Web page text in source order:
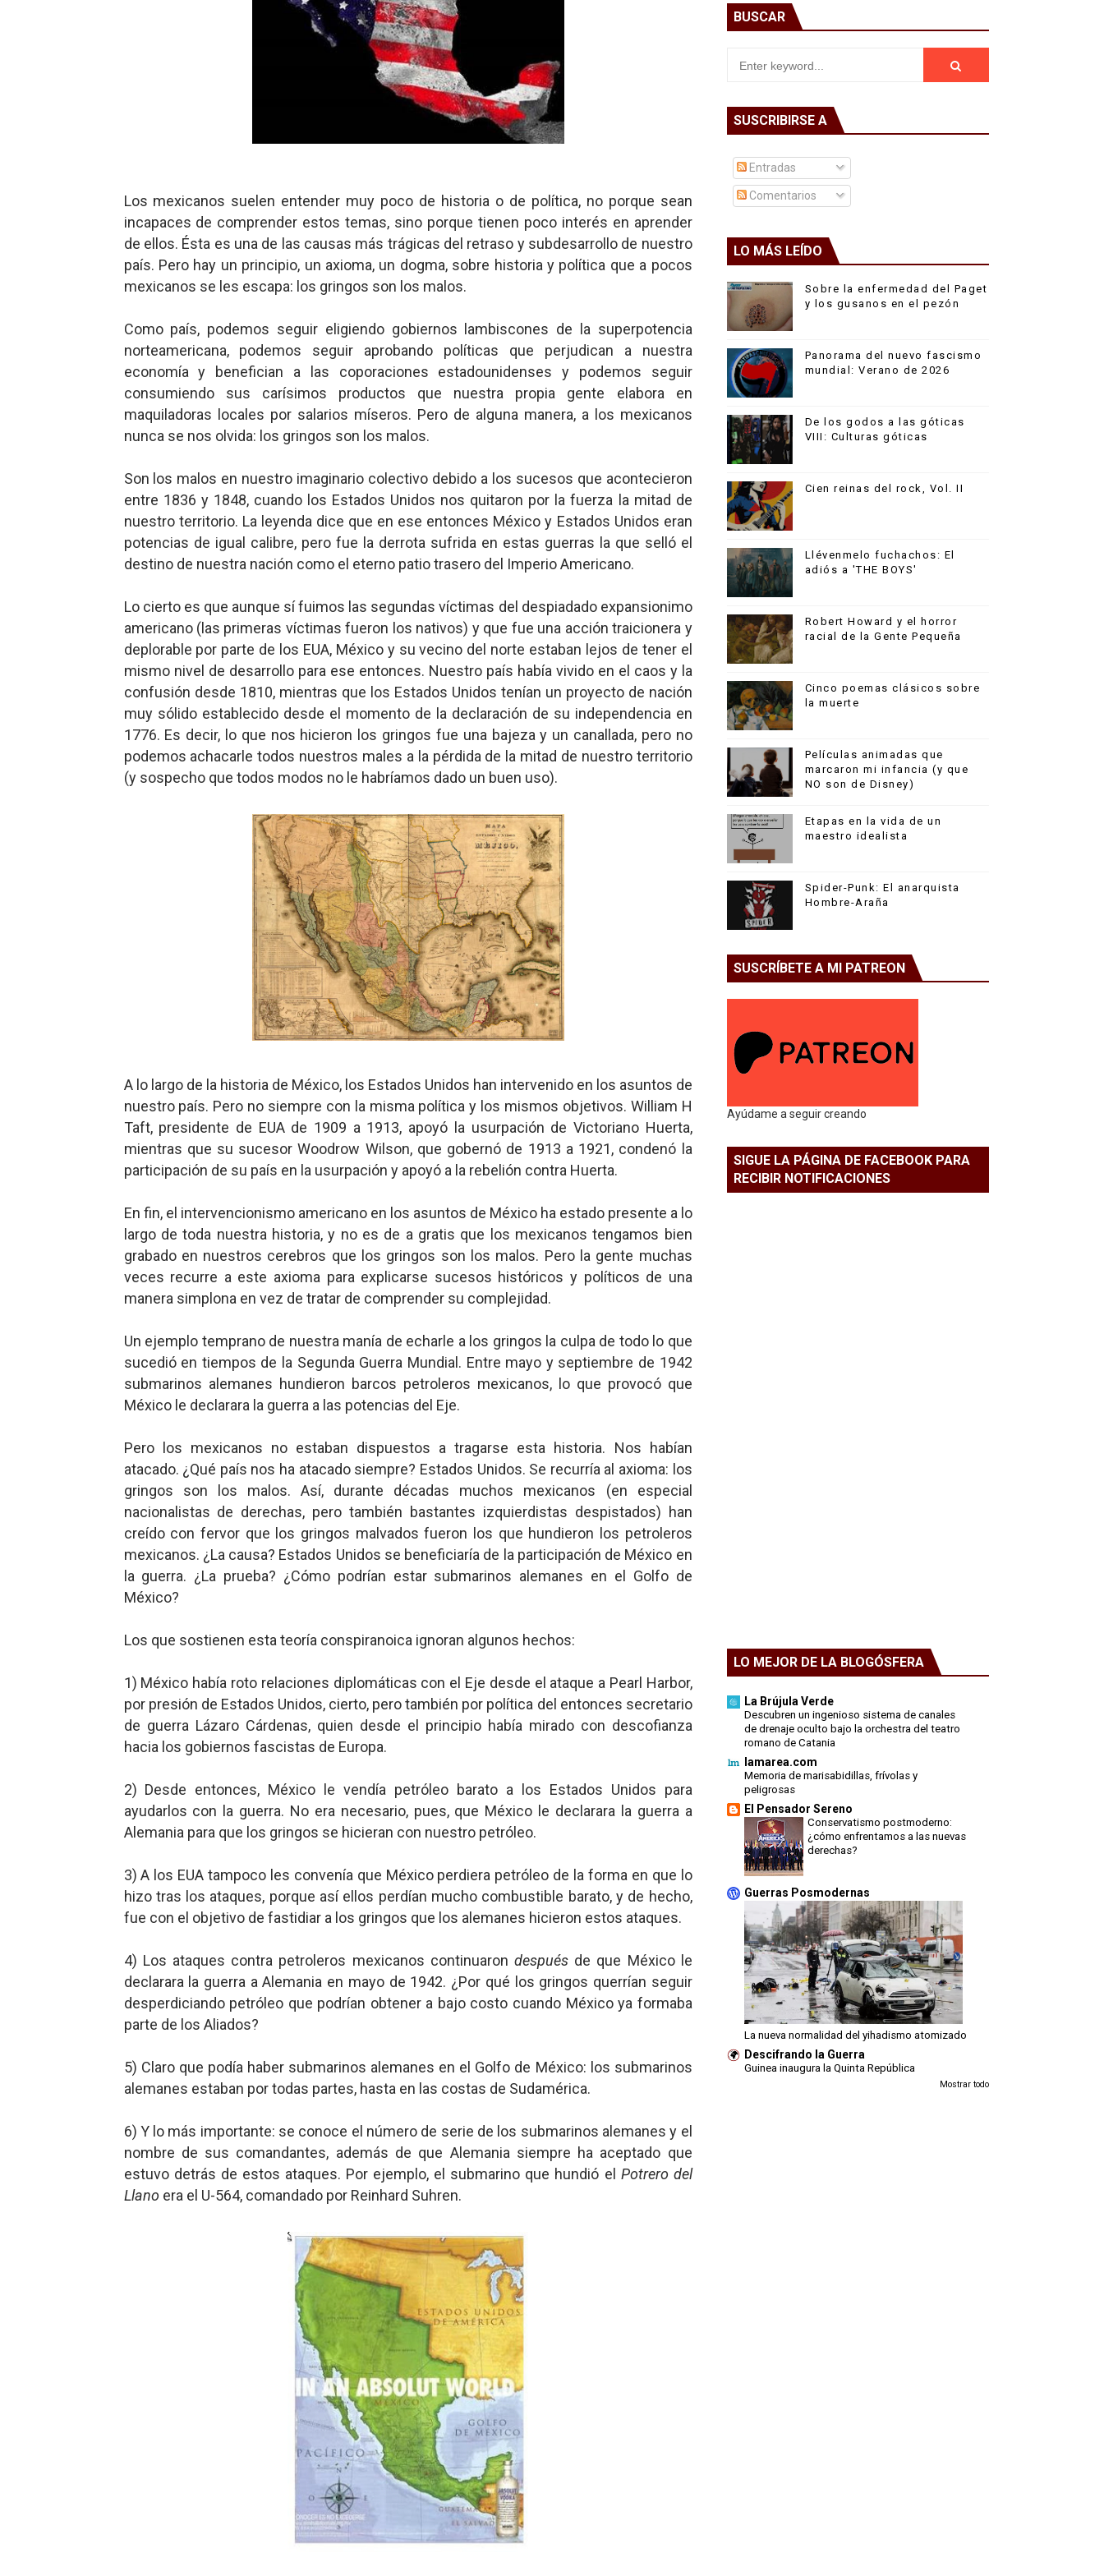
Dioses y Monstruos: Guillermo (DOS)
Dioses y Monstruos: Guillermo (UNO)
Carlos Manzo y el narcogobierno asesino
25 grandes películas de terror del siglo XXI
Devoraos los unos a los otros
Charlie Kirk y la izquierda asesina
Nuestra era de genocidios
Mis historias favoritas de Superman
Transformers: ¿Una película marxista?
Definiendo: ¿Qué es el fascismo?
Panorama del nuevo fascismo mundial: Verano de 2026
Los mexicanos suelen entender muy poco de historia o de política, no porque sean
incapaces de comprender estos temas, sino porque tienen poco interés en aprender
de ellos. Ésta es una de las causas más trágicas del retraso y subdesarrollo de nuestro
país. Pero hay un principio, un axioma, un dogma, sobre historia y política que a pocos
mexicanos se les escapa: los gringos son los malos.
Como país, podemos seguir eligiendo gobiernos lambiscones de la superpotencia
norteamericana, podemos seguir aprobando políticas que perjudican a nuestra
economía y benefician a las coporaciones estadounidenses y podemos seguir
consumiendo sus carísimos productos que nuestra propia gente elabora en
maquiladoras locales por salarios míseros. Pero de alguna manera, a los mexicanos
nunca se nos olvida: los gringos son los malos.
Son los malos en nuestro imaginario colectivo debido a los sucesos que acontecieron
entre 1836 y 1848, cuando los Estados Unidos nos quitaron por la fuerza la mitad de
nuestro territorio. La leyenda dice que en ese entonces México y Estados Unidos eran
potencias de igual calibre, pero fue la derrota sufrida en estas guerras la que selló el
destino de nuestra nación como el eterno patio trasero del Imperio Americano.
Lo cierto es que aunque sí fuimos las segundas víctimas del despiadado expansionimo
americano (las primeras víctimas fueron los nativos) y que fue una acción traicionera y
deplorable por parte de los EUA, México y su vecino del norte estaban lejos de tener el
mismo nivel de desarrollo para ese entonces. Nuestro país había vivido en el caos y la
confusión desde 1810, mientras que los Estados Unidos tenían un proyecto de nación
muy sólido establecido desde el momento de la declaración de su independencia en
1776. Es decir, lo que nos hicieron los gringos fue una bajeza y un canallada, pero no
podemos achacarle todos nuestros males a la pérdida de la mitad de nuestro territorio
(y sospecho que todos modos no le habríamos dado un buen uso).
A lo largo de la historia de México, los Estados Unidos han intervenido en los asuntos de
nuestro país. Pero no siempre con la misma política y los mismos objetivos. William H
Taft, presidente de EUA de 1909 a 1913, apoyó la usurpación de Victoriano Huerta,
mientras que su sucesor Woodrow Wilson, que gobernó de 1913 a 1921, condenó la
participación de su país en la usurpación y apoyó a la rebelión contra Huerta.
En fin, el intervencionismo americano en los asuntos de México ha estado presente a lo
largo de toda nuestra historia, y no es de a gratis que los mexicanos tengamos bien
grabado en nuestros cerebros que los gringos son los malos. Pero la gente muchas
veces recurre a este axioma para explicarse sucesos históricos y políticos de una
manera simplona en vez de tratar de comprender su complejidad.
Un ejemplo temprano de nuestra manía de echarle a los gringos la culpa de todo lo que
sucedió en tiempos de la Segunda Guerra Mundial. Entre mayo y septiembre de 1942
submarinos alemanes hundieron barcos petroleros mexicanos, lo que provocó que
México le declarara la guerra a las potencias del Eje.
Pero los mexicanos no estaban dispuestos a tragarse esta historia. Nos habían
atacado. ¿Qué país nos ha atacado siempre? Estados Unidos. Se recurría al axioma: los
gringos son los malos. Así, durante décadas muchos mexicanos (en especial
nacionalistas de derechas, pero también bastantes izquierdistas despistados) han
creído con fervor que los gringos malvados fueron los que hundieron los petroleros
mexicanos. ¿La causa? Estados Unidos se beneficiaría de la participación de México en
la guerra. ¿La prueba? ¿Cómo podrían estar submarinos alemanes en el Golfo de
México?
Los que sostienen esta teoría conspiranoica ignoran algunos hechos:
1) México había roto relaciones diplomáticas con el Eje desde el ataque a Pearl Harbor,
por presión de Estados Unidos, cierto, pero también por política del entonces secretario
de guerra Lázaro Cárdenas, quien desde el principio había mirado con descofianza
hacia los gobiernos fascistas de Europa.
2) Desde entonces, México le vendía petróleo barato a los Estados Unidos para
ayudarlos con la guerra. No era necesario, pues, que México le declarara la guerra a
Alemania para que los gringos se hicieran con nuestro petróleo.
3) A los EUA tampoco les convenía que México perdiera petróleo de la forma en que lo
hizo tras los ataques, porque así ellos perdían mucho combustible barato, y de hecho,
fue con el objetivo de fastidiar a los gringos que los alemanes hicieron estos ataques.
4) Los ataques contra petroleros mexicanos continuaron despuésde que México le
declarara la guerra a Alemania en mayo de 1942. ¿Por qué los gringos querrían seguir
desperdiciando petróleo que podrían obtener a bajo costo cuando México ya formaba
parte de los Aliados?
5) Claro que podía haber submarinos alemanes en el Golfo de México: los submarinos
alemanes estaban por todas partes, hasta en las costas de Sudamérica.
6) Y lo más importante: se conoce el número de serie de los submarinos alemanes y el
nombre de sus comandantes, además de que Alemania siempre ha aceptado que
estuvo detrás de estos ataques. Por ejemplo, el submarino que hundió el Potrero del
Llanoera el U-564, comandado por Reinhard Suhren.
BUSCAR
SUSCRIBIRSE A
Entradas
Comentarios
LO MÁS LEÍDO
Sobre la enfermedad del Paget
y los gusanos en el pezón
Panorama del nuevo fascismo
mundial: Verano de 2026
De los godos a las góticas
VIII: Culturas góticas
Cien reinas del rock, Vol. II
Llévenmelo fuchachos: El
adiós a 'THE BOYS'
Robert Howard y el horror
racial de la Gente Pequeña
Cinco poemas clásicos sobre
la muerte
Películas animadas que
marcaron mi infancia (y que
NO son de Disney)
Etapas en la vida de un
maestro idealista
Spider-Punk: El anarquista
Hombre-Araña
SUSCRÍBETE A MI PATREON
Ayúdame a seguir creando
SIGUE LA PÁGINA DE FACEBOOK PARA
RECIBIR NOTIFICACIONES
LO MEJOR DE LA BLOGÓSFERA
La Brújula Verde
Descubren un ingenioso sistema de canales
de drenaje oculto bajo la orchestra del teatro
romano de Catania
lamarea.com
Memoria de marisabidillas, frívolas y
peligrosas
El Pensador Sereno
Conservatismo postmoderno:
¿cómo enfrentamos a las nuevas
derechas?
Guerras Posmodernas
La nueva normalidad del yihadismo atomizado
Descifrando la Guerra
Guinea inaugura la Quinta República
Mostrar todo